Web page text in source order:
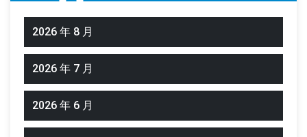
2026 年 8 月
2026 年 7 月
2026 年 6 月